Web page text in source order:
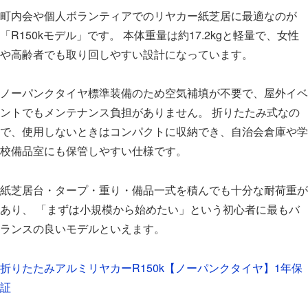
町内会や個人ボランティアでのリヤカー紙芝居に最適なのが
「R150kモデル」です。 本体重量は約17.2kgと軽量で、女性
や高齢者でも取り回しやすい設計になっています。
ノーパンクタイヤ標準装備のため空気補填が不要で、屋外イベ
ントでもメンテナンス負担がありません。 折りたたみ式なの
で、使用しないときはコンパクトに収納でき、自治会倉庫や学
校備品室にも保管しやすい仕様です。
紙芝居台・タープ・重り・備品一式を積んでも十分な耐荷重が
あり、 「まずは小規模から始めたい」という初心者に最もバ
ランスの良いモデルといえます。
折りたたみアルミリヤカーR150k【ノーパンクタイヤ】1年保
証